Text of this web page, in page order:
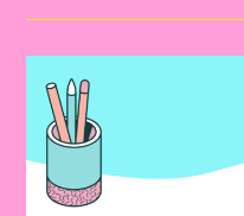
Desafio
Com